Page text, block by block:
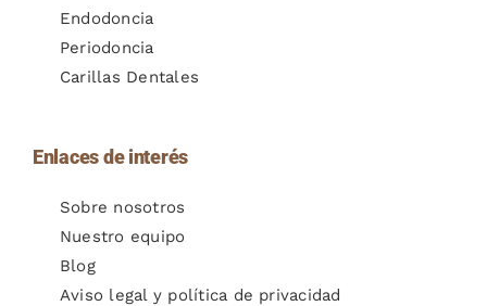
Endodoncia
Periodoncia
Carillas Dentales
Enlaces de interés
Sobre nosotros
Nuestro equipo
Blog
Aviso legal y política de privacidad